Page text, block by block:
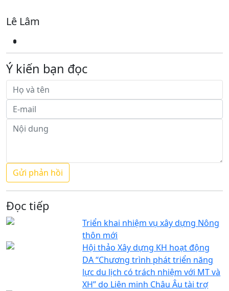
Lê Lâm
Ý kiến bạn đọc
Đọc tiếp
Triển khai nhiệm vụ xây dựng Nông
thôn mới
Hội thảo Xây dựng KH hoạt động
DA “Chương trình phát triển năng
lực du lịch có trách nhiệm với MT và
XH” do Liên minh Châu Âu tài trợ